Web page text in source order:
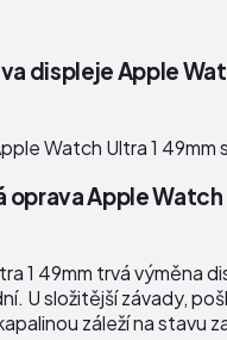
displeje Apple
Watch Ultra 1 49mm
oprava Apple Watch
1 49mm trvá výměna
U složitější závady,
záleží na stavu